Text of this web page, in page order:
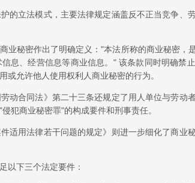
的立法模式，主要法律规定涵盖反不正当竞争、
业秘密作出了明确定义："本法所称的商业秘密，
息、经营信息等商业信息。" 该条款同时明确禁
或允许他人使用权利人商业秘密的行为。
动合同法》第二十三条还规定了用人单位与劳动
犯商业秘密罪"的构成要件和刑事责任。
适用法律若干问题的规定》则进一步细化了商业
以下三个法定要件：